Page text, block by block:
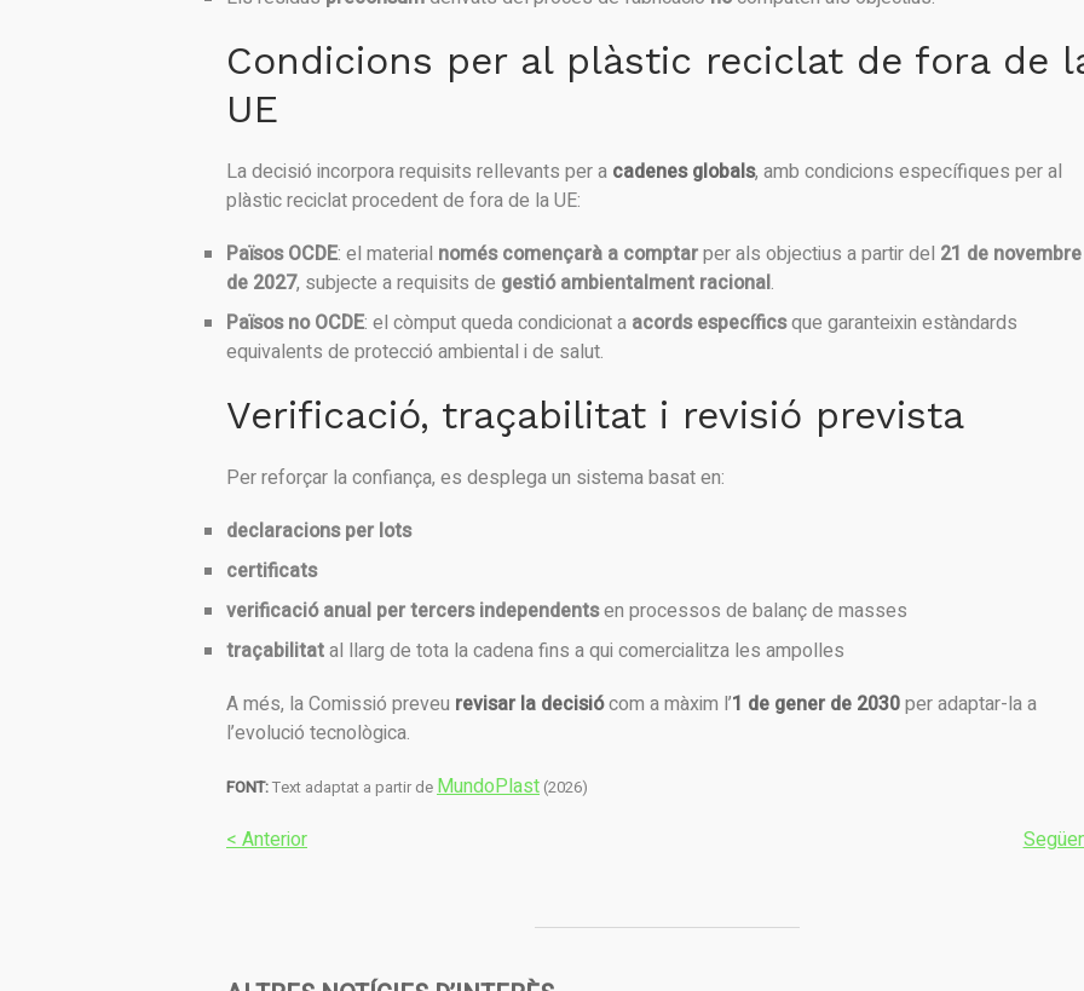
Condicions per al plàstic reciclat de fora de
UE
La decisió incorpora requisits rellevants per a cadenes globals, amb condicions específiques per al
plàstic reciclat procedent de fora de la UE:
Països OCDE: el material només començarà a comptarper als objectius a partir del 21 de novembre
de 2027, subjecte a requisits de gestió ambientalment racional.
Països no OCDE: el còmput queda condicionat a acords específicsque garanteixin estàndards
equivalents de protecció ambiental i de salut.
Verificació, traçabilitat i revisió prevista
Per reforçar la confiança, es desplega un sistema basat en:
declaracions per lots
certificats
verificació anual per tercers independentsen processos de balanç de masses
traçabilitatal llarg de tota la cadena fins a qui comercialitza les ampolles
A més, la Comissió preveu revisar la decisiócom a màxim l’1 de gener de 2030per adaptar-la a
l’evolució tecnològica.
FONT:Text adaptat a partir deMundoPlast (2026)
< Anterior